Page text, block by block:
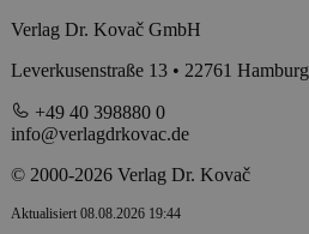
Verlag Dr. Kovač GmbH
Leverkusenstraße 13 • 22761 Hamburg
+49 40 398880 0
info@verlagdrkovac.de
© 2000-2026 Verlag Dr. Kovač
Aktualisiert 08.08.2026 19:44